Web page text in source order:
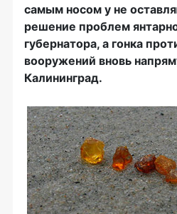
самым носом у не
решение проблем
губернатора, а гонка
вооружений вновь
Калининград.